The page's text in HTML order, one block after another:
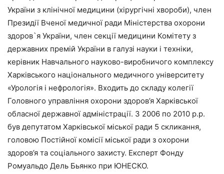
України з клінічної медицини (хірургічні хвороби), член
Президії Вченої медичної ради Міністерства охорони
здоров`я України, член секції медицини Комітету з
державних премій України в галузі науки і техніки,
керівник Навчального науково-виробничого комплексу
Харківського національного медичного університету
«Урологія і нефрологія». Входить до складу колегії
Головного управління охорони здоров’я Харківської
обласної державної адміністрації. З 2006 по 2010 р.р.
був депутатом Харківської міської ради 5 скликання,
головою Постійної комісії міської ради з охорони
здоров’я та соціального захисту. Експерт Фонду
Ромуальдо Дель Бьянко при ЮНЕСКО.